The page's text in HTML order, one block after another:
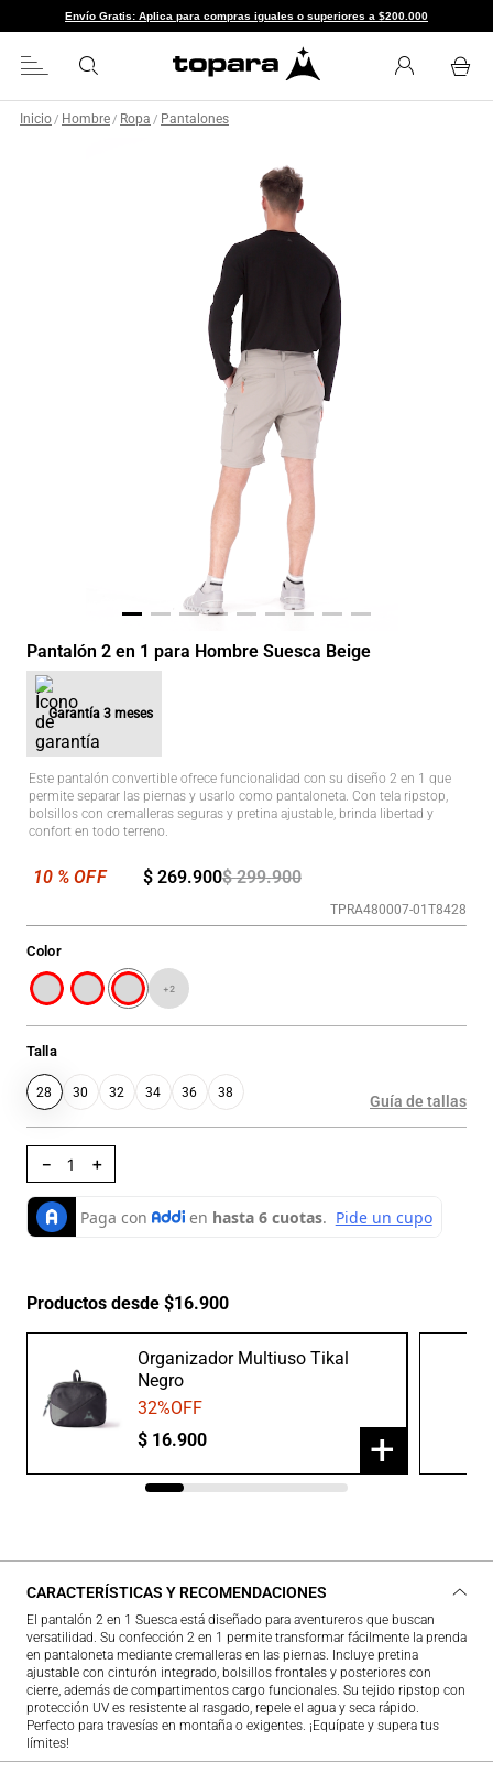
Envío Gratis: Aplica para compras iguales o superiores a $200.000
Inicio / Hombre / Ropa / Pantalones
Pantalón 2 en 1 para Hombre Suesca Beige
Garantía 3 meses
Este pantalón convertible ofrece funcionalidad con su diseño 2 en 1 que
permite separar las piernas y usarlo como pantaloneta. Con tela ripstop,
bolsillos con cremalleras seguras y pretina ajustable, brinda libertad y
confort en todo terreno.
$ 299.900
$ 269.900
TPRA480007-01T8428
Talla
28 30 32 34 36 38
Color
+2
Guía de tallas
＋
－
Productos desde $16.900
Organizador Multiuso Tikal
Negro
32%OFF
$ 16.900 +
CARACTERÍSTICAS Y RECOMENDACIONES
El pantalón 2 en 1 Suesca está diseñado para aventureros que buscan
versatilidad. Su confección 2 en 1 permite transformar fácilmente la prenda
en pantaloneta mediante cremalleras en las piernas. Incluye pretina
ajustable con cinturón integrado, bolsillos frontales y posteriores con
cierre, además de compartimentos cargo funcionales. Su tejido ripstop con
protección UV es resistente al rasgado, repele el agua y seca rápido.
Perfecto para travesías en montaña o exigentes. ¡Equípate y supera tus
límites!